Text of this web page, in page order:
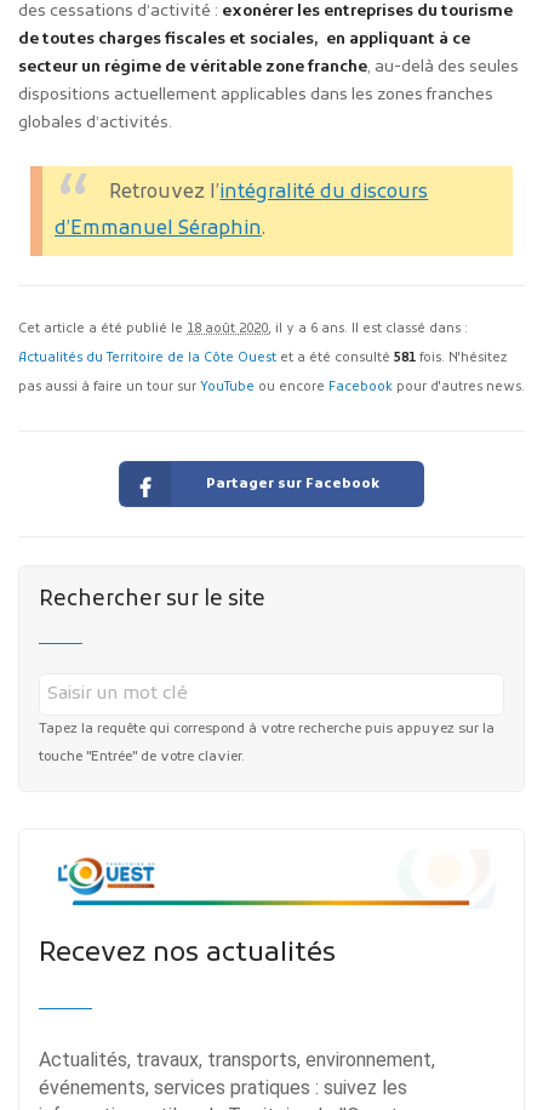
des cessations d’activité : exonérer les entreprises du tourisme
de toutes charges fiscales et sociales, en appliquant à ce
secteur un régime de véritable zone franche, au-delà des seules
dispositions actuellement applicables dans les zones franches
globales d’activités.
Retrouvez l’intégralité du discours
d’Emmanuel Séraphin.
Cet article a été publié le 18 août 2020, il y a 6 ans. Il est classé dans :
Actualités du Territoire de la Côte Ouest et a été consulté 581 fois. N'hésitez
pas aussi à faire un tour sur YouTube ou encore Facebook pour d'autres news.
Partager sur Facebook
Rechercher sur le site
Tapez la requête qui correspond à votre recherche puis appuyez sur la
touche "Entrée" de votre clavier.
Recevez nos actualités
Actualités, travaux, transports, environnement,
événements, services pratiques : suivez les